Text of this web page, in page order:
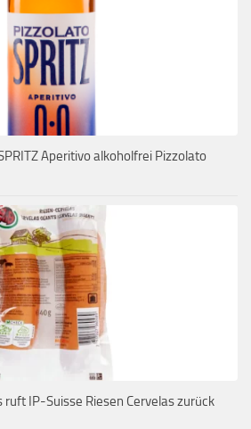
Aperitivo alkoholfrei Pizzolato
ruft IP-Suisse Riesen Cervelas zurück